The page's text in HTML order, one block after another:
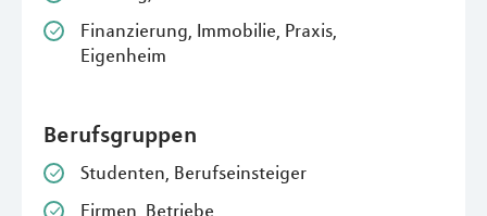
Finanzierung, Immobilie, Praxis,
Eigenheim
Berufsgruppen
Studenten, Berufseinsteiger
Firmen, Betriebe